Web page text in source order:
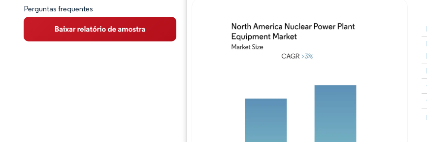
Visão Geral do Mercado
Principais Tendências de Mercado
Perguntas frequentes